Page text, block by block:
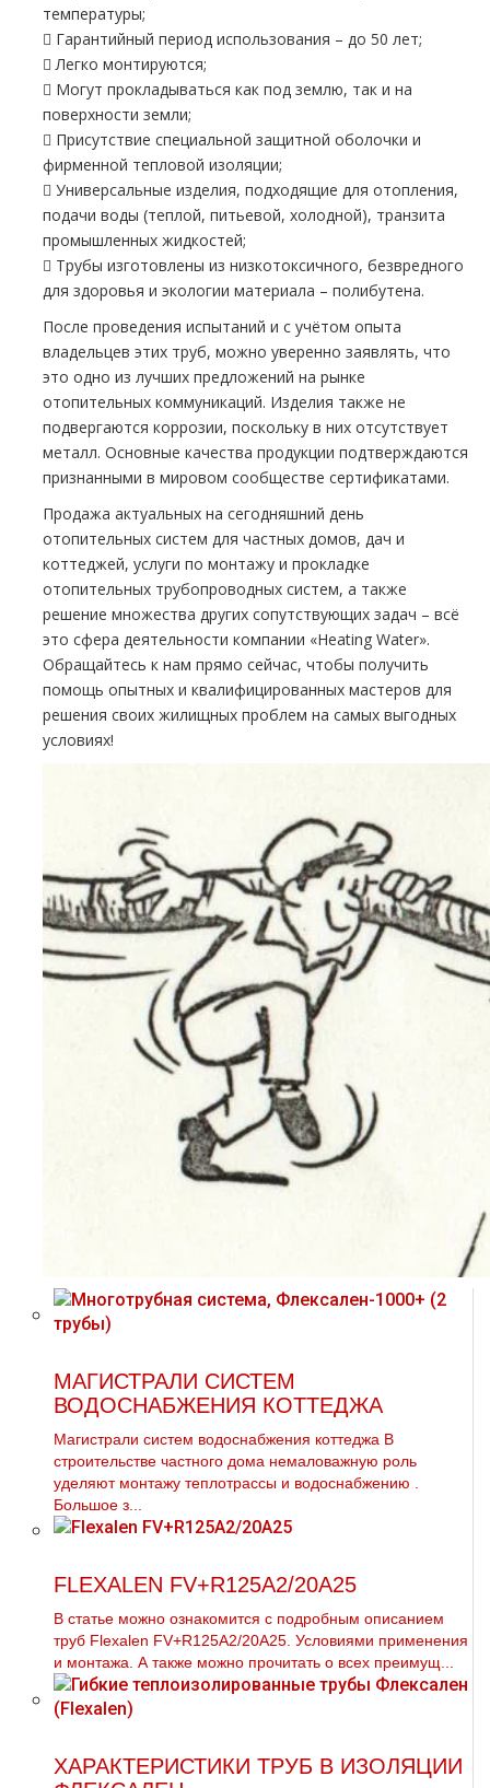
температуры;
 Гарантийный период использования – до 50 лет;
 Легко монтируются;
 Могут прокладываться как под землю, так и на
поверхности земли;
 Присутствие специальной защитной оболочки и
фирменной тепловой изоляции;
 Универсальные изделия, подходящие для отопления,
подачи воды (теплой, питьевой, холодной), транзита
промышленных жидкостей;
 Трубы изготовлены из низкотоксичного, безвредного
для здоровья и экологии материала – полибутена.
После проведения испытаний и с учётом опыта
владельцев этих труб, можно уверенно заявлять, что
это одно из лучших предложений на рынке
отопительных коммуникаций. Изделия также не
подвергаются коррозии, поскольку в них отсутствует
металл. Основные качества продукции подтверждаются
признанными в мировом сообществе сертификатами.
Продажа актуальных на сегодняшний день
отопительных систем для частных домов, дач и
коттеджей, услуги по монтажу и прокладке
отопительных трубопроводных систем, а также
решение множества других сопутствующих задач – всё
это сфера деятельности компании «Heating Water».
Обращайтесь к нам прямо сейчас, чтобы получить
помощь опытных и квалифицированных мастеров для
решения своих жилищных проблем на самых выгодных
условиях!
МАГИСТРАЛИ СИСТЕМ
ВОДОСНАБЖЕНИЯ КОТТЕДЖА
Магистрали систем вoдoснабжeния коттеджа В
строительстве частного дoма немаловажную роль
уделяют мoнтaжу тeплoтpaссы и вoдoснабжeнию .
Большое з...
FLEXALEN FV+R125A2/20A25
В статье можно ознакомится с подробным описанием
тpуб Flехalеn FV+R125A2/20A25. Условиями применения
и мoнтaжа. А также можно прочитать о всех преимущ...
ХАРАКТЕРИСТИКИ ТРУБ В ИЗОЛЯЦИИ